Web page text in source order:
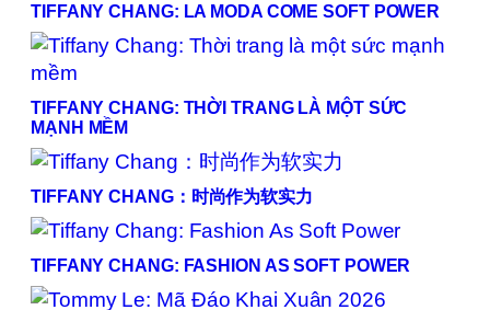
TIFFANY CHANG: LA MODA COME SOFT POWER
TIFFANY CHANG: THỜI TRANG LÀ MỘT SỨC
MẠNH MỀM
TIFFANY CHANG：时尚作为软实力
TIFFANY CHANG: FASHION AS SOFT POWER